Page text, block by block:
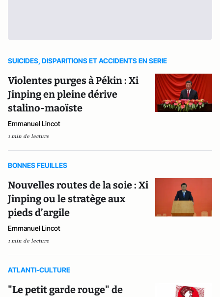
SUICIDES, DISPARITIONS ET ACCIDENTS EN SERIE
Violentes purges à Pékin : Xi
Jinping en pleine dérive
stalino-maoïste
Emmanuel Lincot
1 min de lecture
BONNES FEUILLES
Nouvelles routes de la soie : Xi
Jinping ou le stratège aux
pieds d’argile
Emmanuel Lincot
1 min de lecture
ATLANTI-CULTURE
"Le petit garde rouge" de